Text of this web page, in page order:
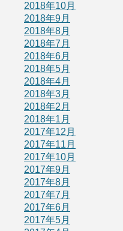
2018年10月
2018年9月
2018年8月
2018年7月
2018年6月
2018年5月
2018年4月
2018年3月
2018年2月
2018年1月
2017年12月
2017年11月
2017年10月
2017年9月
2017年8月
2017年7月
2017年6月
2017年5月